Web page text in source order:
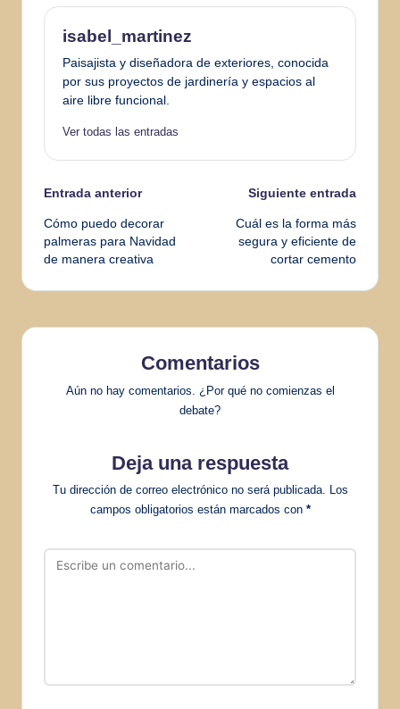
isabel_martinez
Paisajista y diseñadora de exteriores, conocida
por sus proyectos de jardinería y espacios al
aire libre funcional.
Ver todas las entradas
Navegación
de
entradas
Entrada anterior
Cómo puedo decorar
palmeras para Navidad
de manera creativa
Siguiente entrada
Cuál es la forma más
segura y eficiente de
cortar cemento
Comentarios
Aún no hay comentarios. ¿Por qué no comienzas el
debate?
Deja una respuesta
Tu dirección de correo electrónico no será publicada. Los
campos obligatorios están marcados con *